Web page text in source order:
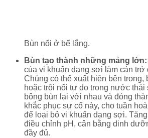
Bùn nổi ở bể lắng.
Bùn tạo thành những mảng lớn:
của vi khuẩn dạng sợi làm cản trở
Chúng có thể xuất hiện bên trong,
hoặc trôi nổi tự do trong nước thải
bông bùn lại với nhau và đóng
khắc phục sự cố này, cho tuần
để loại bỏ vi khuẩn dạng sợi.
điều chỉnh pH, cân bằng dinh
đầy đủ.